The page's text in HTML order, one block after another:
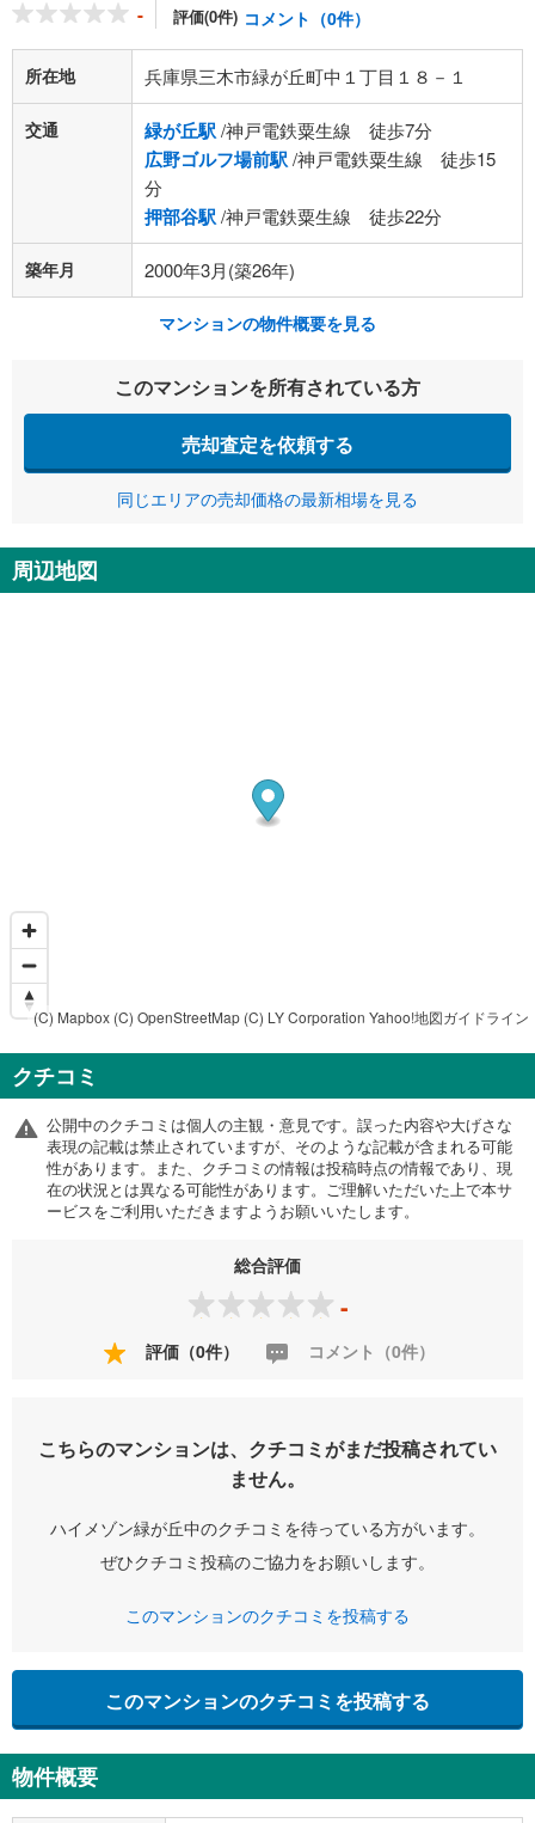
- 評価(0件) コメント（0件）
所在地 兵庫県三木市緑が丘町中１丁目１８－１
交通 緑が丘駅/神戸電鉄粟生線 徒歩7分
広野ゴルフ場前駅/神戸電鉄粟生線 徒歩15
分
押部谷駅/神戸電鉄粟生線 徒歩22分
築年月 2000年3月(築26年)
マンションの物件概要を見る
このマンションを所有されている方
売却査定を依頼する
同じエリアの売却価格の最新相場を見る
周辺地図
(C) Mapbox (C) OpenStreetMap (C) LY Corporation Yahoo!地図ガイドライン
クチコミ
公開中のクチコミは個人の主観・意見です。誤った内容や大げさな
表現の記載は禁止されていますが、そのような記載が含まれる可能
性があります。また、クチコミの情報は投稿時点の情報であり、現
在の状況とは異なる可能性があります。ご理解いただいた上で本サ
ービスをご利用いただきますようお願いいたします。
総合評価
-
評価（0件） コメント（0件）
こちらのマンションは、クチコミがまだ投稿されてい
ません。
ハイメゾン緑が丘中のクチコミを待っている方がいます。
ぜひクチコミ投稿のご協力をお願いします。
このマンションのクチコミを投稿する
このマンションのクチコミを投稿する
物件概要